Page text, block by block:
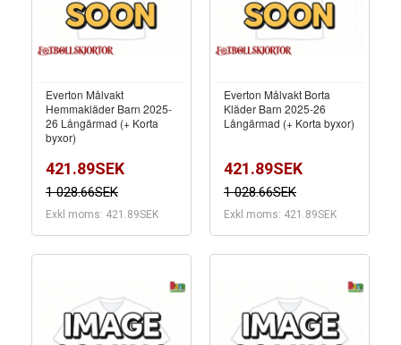
Everton Målvakt
Hemmakläder Barn 2025-
26 Långärmad (+ Korta
byxor)
421.89SEK
1 028.66SEK
Exkl moms: 421.89SEK
Everton Målvakt Borta
Kläder Barn 2025-26
Långärmad (+ Korta byxor)
421.89SEK
1 028.66SEK
Exkl moms: 421.89SEK